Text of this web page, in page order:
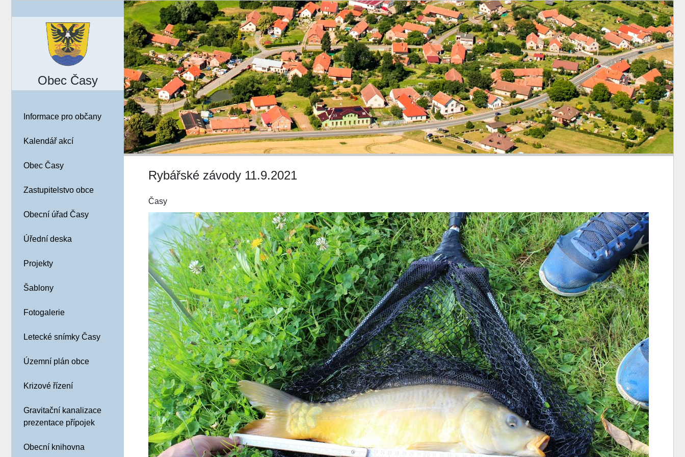
Obec Časy
Informace pro občany
Kalendář akcí
Obec Časy
Zastupitelstvo obce
Obecní úřad Časy
Úřední deska
Projekty
Šablony
Fotogalerie
Letecké snímky Časy
Územní plán obce
Krizové řízení
Gravitační kanalizace
prezentace přípojek
Obecní knihovna
Rybářské závody 11.9.2021
Časy